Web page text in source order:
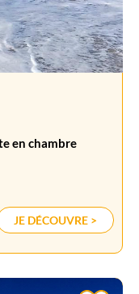
en chambre
JE DÉCOUVRE >